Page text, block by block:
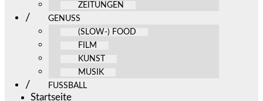
ZEITUNGEN
GENUSS
(SLOW-) FOOD
FILM
KUNST
MUSIK
FUSSBALL
Startseite